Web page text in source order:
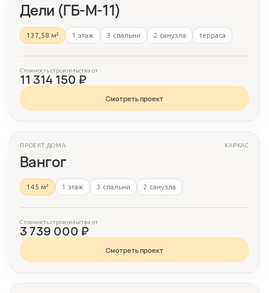
Дели (ГБ-М-11)
137,58 м² 1 этаж 3 спальни 2 санузла терраса
Стоимость строительства от
11 314 150 ₽
Смотреть проект
3 фото
ПРОЕКТ ДОМА КАРКАС
Вангог
145 м² 1 этаж 3 спальни 2 санузла
Стоимость строительства от
3 739 000 ₽
Смотреть проект